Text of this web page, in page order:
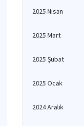
2025 Nisan
2025 Mart
2025 Şubat
2025 Ocak
2024 Aralık